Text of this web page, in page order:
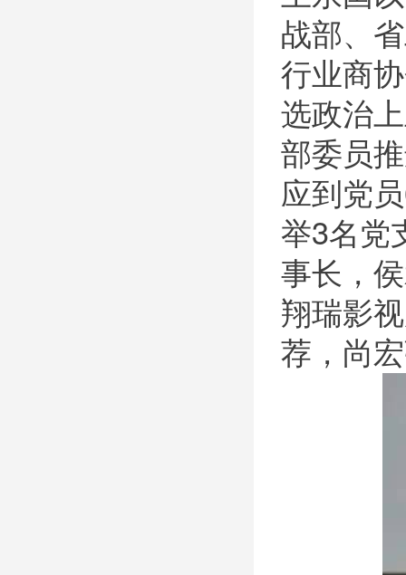
战部、
行业商
选政治
部委员
应到党
举3名党
事长，
翔瑞影
荐，尚